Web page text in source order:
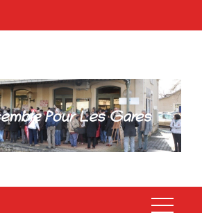
ENSEMBLE
LES GARES